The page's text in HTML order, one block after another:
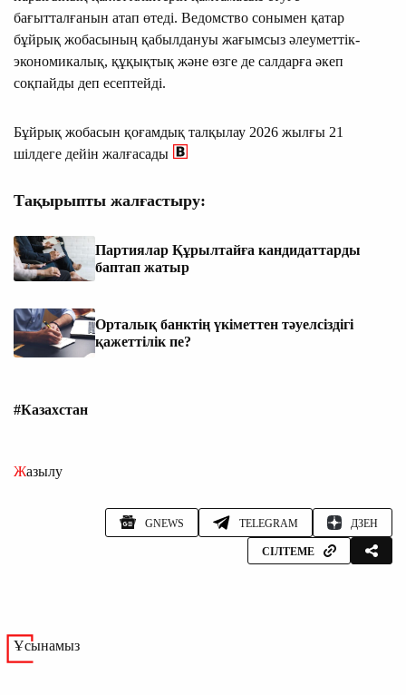
бағытталғанын атап өтеді. Ведомство сонымен қатар
бұйрық жобасының қабылдануы жағымсыз әлеуметтік-
экономикалық, құқықтық және өзге де салдарға әкеп
соқпайды деп есептейді.
Бұйрық жобасын қоғамдық талқылау 2026 жылғы 21
шілдеге дейін жалғасады
Тақырыпты жалғастыру:
Партиялар Құрылтайға кандидаттарды
баптап жатыр
Орталық банктің үкіметтен тәуелсіздігі
қажеттілік пе?
#Казахстан
Жазылу
GNEWS TELEGRAM ДЗЕН
СІЛТЕМЕ
Ұсынамыз